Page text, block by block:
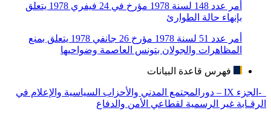
أمر عدد 148 لسنة 1978 مؤرخ في 24 فيفري 1978 يتعلق
بإنهاء حالة الطوارئ
أمر عدد 51 لسنة 1978 مؤرخ 26 جانفي 1978 يتعلق بمنع
المظاهرات والجولان بتونس العاصمة وضواحيها
فهرس قاعدة البيانات
-الجزء IX – دورالمجتمع المدني والأحزاب السياسية والإعلام في
الرقـابة غير الرسمية لقطاعي الأمن والدفاع